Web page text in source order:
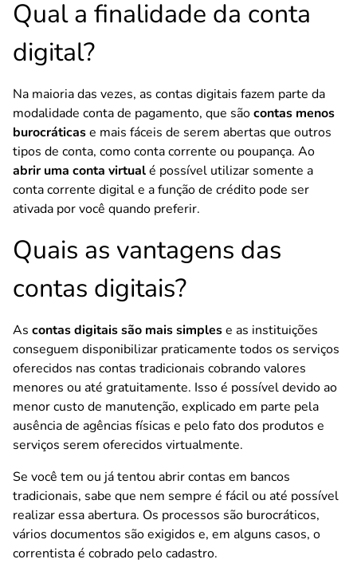
Qual a finalidade da conta
digital?
Na maioria das vezes, as contas digitais fazem parte da
modalidade conta de pagamento, que sãocontas menos
burocráticase mais fáceis de serem abertas que outros
tipos de conta, como conta corrente ou poupança. Ao
abrir uma conta virtualé possível utilizar somente a
conta corrente digital e a função de crédito pode ser
ativada por você quando preferir.
Quais as vantagens das
contas digitais?
As contas digitais são mais simplese as instituições
conseguem disponibilizar praticamente todos os serviços
oferecidos nas contas tradicionais cobrando valores
menores ou até gratuitamente. Isso é possível devido ao
menor custo de manutenção, explicado em parte pela
ausência de agências físicas e pelo fato dos produtos e
serviços serem oferecidos virtualmente.
Se você tem ou já tentou abrir contas em bancos
tradicionais, sabe que nem sempre é fácil ou até possível
realizar essa abertura. Os processos são burocráticos,
vários documentos são exigidos e, em alguns casos, o
correntista é cobrado pelo cadastro.